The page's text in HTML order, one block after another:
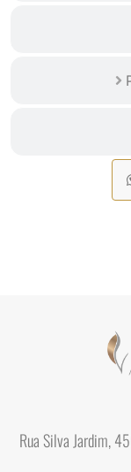
Rua Silva Jardim,